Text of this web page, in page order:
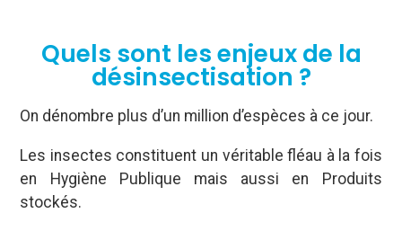
Quels sont les enjeux de la
désinsectisation ?
On dénombre plus d’un million d’espèces à ce jour.
Les insectes constituent un véritable fléau à la fois
en Hygiène Publique mais aussi en Produits
stockés.